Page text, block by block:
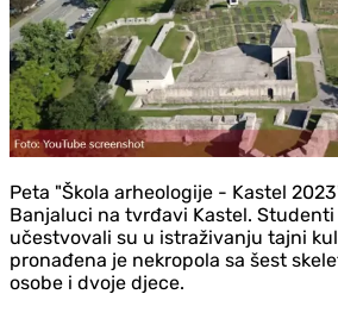
Peta "Škola arheologije - Kastel
Banjaluci na tvrđavi Kastel.
učestvovali su u istraživanju tajni
pronađena je nekropola sa šest
osobe i dvoje djece.